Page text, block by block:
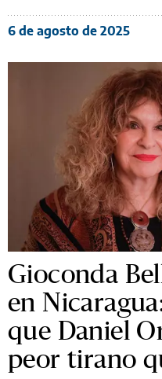
6 de agosto de 2025
Gioconda
en
que Daniel
peor tirano